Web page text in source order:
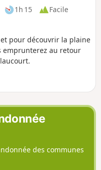
1h 15
Facile
pour découvrir la plaine
emprunterez au retour
des communes